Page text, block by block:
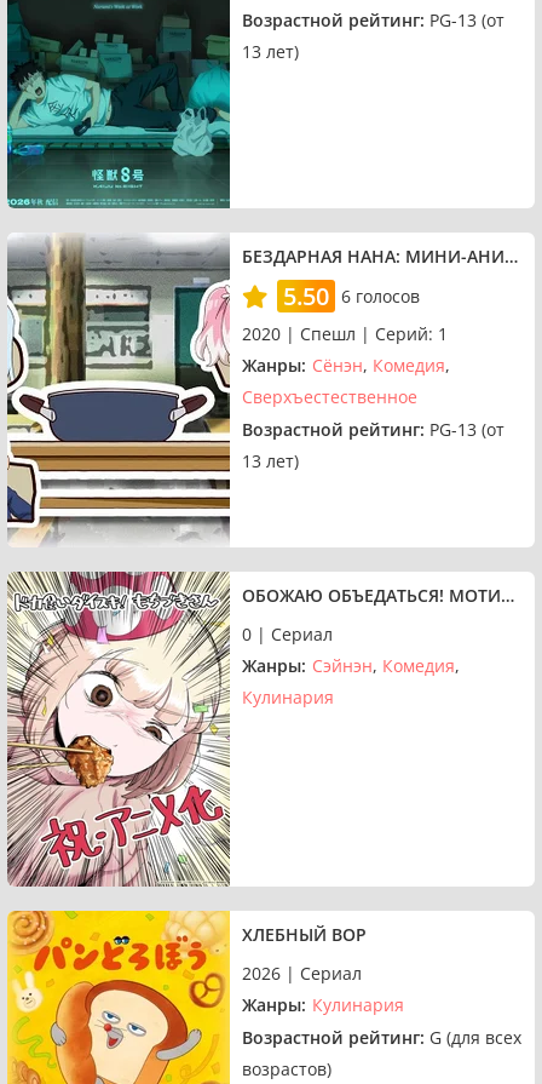
Возрастной рейтинг: PG-13 (от
13 лет)
БЕЗДАРНАЯ НАНА: МИНИ-АНИМЕ — ВЕЧЕРИНКА С ЯМИНАБЭ
5.50 6 голосов
2020 | Спешл | Серий: 1
Жанры: Сёнэн Комедия
Сверхъестественное
Возрастной рейтинг: PG-13 (от
13 лет)
ОБОЖАЮ ОБЪЕДАТЬСЯ! МОТИДЗУКИ
0 | Сериал
Жанры: Сэйнэн Комедия
Кулинария
ХЛЕБНЫЙ ВОР
2026 | Сериал
Жанры: Кулинария
Возрастной рейтинг: G (для всех
возрастов)